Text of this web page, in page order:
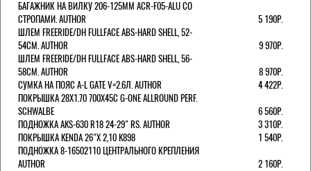
БАГАЖНИК НА ВИЛКУ 206-125ММ ACR-F05-ALU СО
СТРОПАМИ. AUTHOR
5 190Р.
ШЛЕМ FREERIDE/DH FULLFACE ABS-HARD SHELL, 52-
54СМ. AUTHOR
9 970Р.
ШЛЕМ FREERIDE/DH FULLFACE ABS-HARD SHELL, 56-
58СМ. AUTHOR
8 970Р.
СУМКА НА ПОЯС A-L GATE V=2.6Л. AUTHOR
4 422Р.
ПОКРЫШКА 28X1.70 700X45C G-ONE ALLROUND PERF.
SCHWALBE
6 560Р.
ПОДНОЖКА AKS-630 R18 24-29" RS. AUTHOR
3 310Р.
ПОКРЫШКА KENDA 26"Х 2,10 K898
1 540Р.
ПОДНОЖКА 8-16502110 ЦЕНТРАЛЬНОГО КРЕПЛЕНИЯ
AUTHOR
2 160Р.